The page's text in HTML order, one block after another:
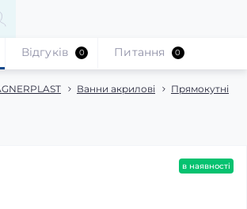
Ванни акрилові Прямокутні
Відгуків 0 Питання 0
в наявності